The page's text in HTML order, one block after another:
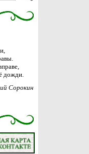
дожди.
Сорокин